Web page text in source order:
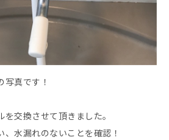
写真です！
交換させて頂きました。
水漏れのないことを確認！